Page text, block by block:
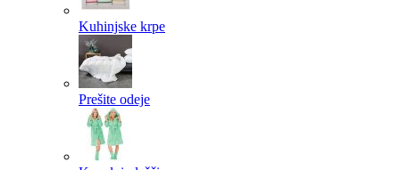
Kuhinjske krpe
Prešite odeje